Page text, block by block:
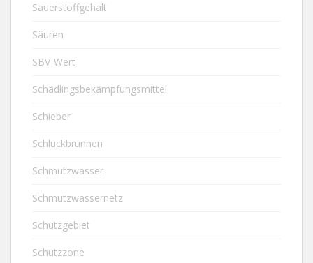
Sauerstoffgehalt
Säuren
SBV-Wert
Schädlingsbekämpfungsmittel
Schieber
Schluckbrunnen
Schmutzwasser
Schmutzwassernetz
Schutzgebiet
Schutzzone